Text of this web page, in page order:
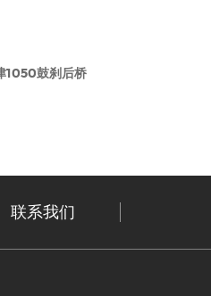
1050鼓刹后桥
联系我们